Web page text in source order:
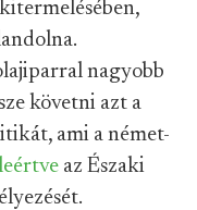
nagyobb
követni azt a
ami a német-
az Északi